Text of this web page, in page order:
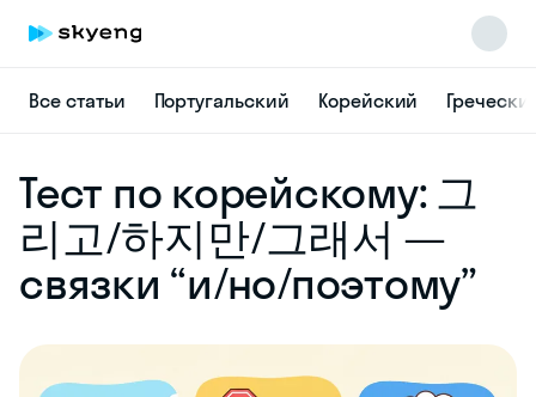
Все статьи Португальский Корейский
Тест по корейскому: 그
리고/하지만/그래서 —
связки “и/но/поэтому”
online